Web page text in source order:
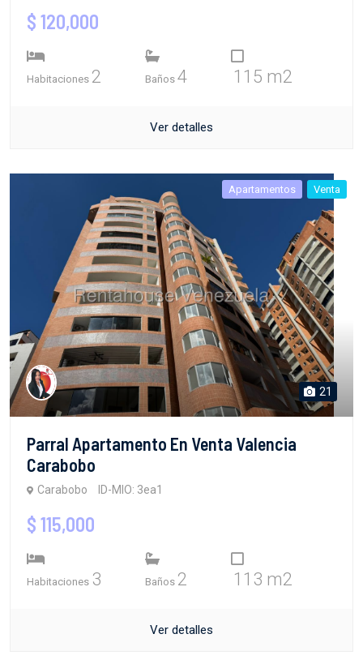
$ 120,000
Habitaciones 2 Baños 4 115 m2
Ver detalles
Apartamentos Venta
21
Parral Apartamento En Venta Valencia
Carabobo
Carabobo ID-MIO: 3ea1
$ 115,000
Habitaciones 3 Baños 2 113 m2
Ver detalles